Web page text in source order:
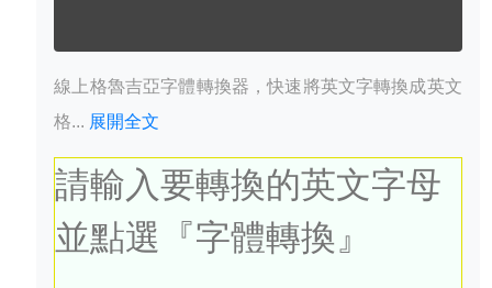
線上格魯吉亞字體轉換器，快速將英文字轉換成英文
格... 展開全文